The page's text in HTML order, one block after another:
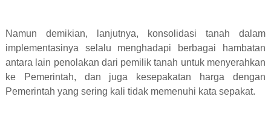
Namun demikian, lanjutnya, konsolidasi tanah dalam
implementasinya selalu menghadapi berbagai hambatan
antara lain penolakan dari pemilik tanah untuk menyerahkan
ke Pemerintah, dan juga kesepakatan harga dengan
Pemerintah yang sering kali tidak memenuhi kata sepakat.